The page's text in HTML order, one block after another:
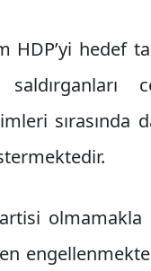
HDP’yi